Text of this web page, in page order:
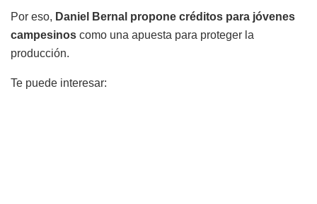
Por eso, Daniel Bernal propone créditos para jóvenes
campesinos como una apuesta para proteger la
producción.
Te puede interesar: